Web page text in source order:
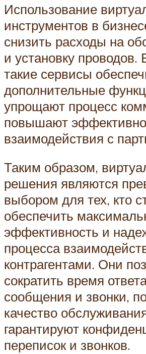
Использование
инструментов в
снизить расходы на
и установку проводов.
такие сервисы
дополнительные
упрощают процесс
повышают
взаимодействия с
Таким образом,
решения являются
выбором для тех, кто
обеспечить
эффективность и
процесса
контрагентами. Они
сократить время
сообщения и звонки,
качество
гарантируют
переписок и звонков.